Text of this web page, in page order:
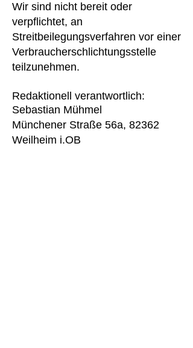
Wir sind nicht bereit oder
verpflichtet, an
Streitbeilegungsverfahren vor einer
Verbraucherschlichtungsstelle
teilzunehmen.
Redaktionell verantwortlich:
Sebastian Mühmel
Münchener Straße 56a, 82362
Weilheim i.OB